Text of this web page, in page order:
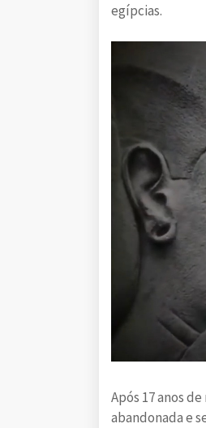
egípcias.
Após 17 anos
abandonada e